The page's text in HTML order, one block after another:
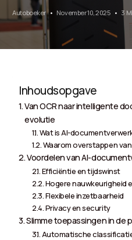
Autoboeker November 10, 2025 3
Inhoudsopgave
Van OCR naar intelligente
evolutie
Wat is AI-
Waarom overstappen van
Voordelen van AI-
Efficiëntie en tijdswinst
Hogere nauwkeurigheid
Flexibele inzetbaarheid
Privacy en security
Slimme toepassingen in de
Automatische